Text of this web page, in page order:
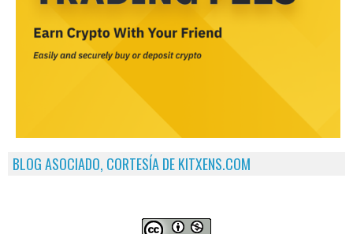
BLOG ASOCIADO, CORTESÍA DE KITXENS.COM